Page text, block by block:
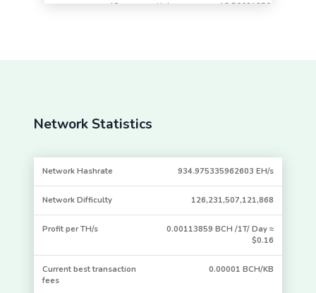
40
Unknown 12.50031250
14
minutes
570465
14
minutes
BTC.TOP 12.50031232
570467
ago
Bitcoin.com 12.50031228
Network Statistics
Network Hashrate 934.975335962603 EH/s
Network Difficulty 126,231,507,121,868
Profit per TH/s
0.00113859 BCH /1T/ Day ≈
$0.16
Current best transaction
fees
0.00001 BCH/KB